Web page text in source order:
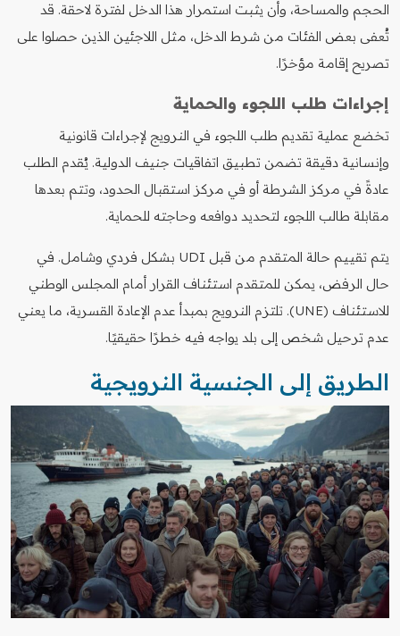
الحجم والمساحة، وأن يثبت استمرار هذا الدخل لفترة لاحقة. قد
تُعفى بعض الفئات من شرط الدخل، مثل اللاجئين الذين حصلوا على
تصريح إقامة مؤخرًا.
إجراءات طلب اللجوء والحماية
تخضع عملية تقديم طلب اللجوء في النرويج لإجراءات قانونية
وإنسانية دقيقة تضمن تطبيق اتفاقيات جنيف الدولية. يُقدم الطلب
عادةً في مركز الشرطة أو في مركز استقبال الحدود، وتتم بعدها
مقابلة طالب اللجوء لتحديد دوافعه وحاجته للحماية.
يتم تقييم حالة المتقدم من قبل UDI بشكل فردي وشامل. في
حال الرفض، يمكن للمتقدم استئناف القرار أمام المجلس الوطني
للاستئناف (UNE). تلتزم النرويج بمبدأ عدم الإعادة القسرية، ما يعني
عدم ترحيل شخص إلى بلد يواجه فيه خطرًا حقيقيًا.
الطريق إلى الجنسية النرويجية